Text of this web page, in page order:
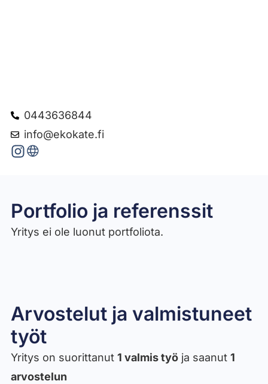
0443636844
info@ekokate.fi
Portfolio ja referenssit
Yritys ei ole luonut portfoliota.
Arvostelut ja valmistuneet
työt​
Yritys on suorittanut 1 valmis työja saanut 1
arvostelun